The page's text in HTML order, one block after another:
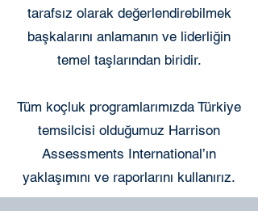
tarafsız olarak değerlendirebilmek
başkalarını anlamanın ve liderliğin
temel taşlarından biridir.
Tüm koçluk programlarımızda Türkiye
temsilcisi olduğumuz Harrison
Assessments International’ın
yaklaşımını ve raporlarını kullanırız.